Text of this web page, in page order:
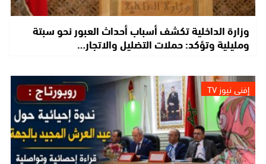
وزارة الداخلية تكشف أسباب أحداث العبور نحو سبتة
ومليلية وتؤكد: حملات التضليل والاتجار…
إفني نيوز TV